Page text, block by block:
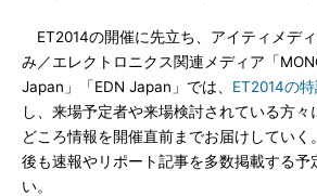
ET2014の開催に先立ち、アイティメデ
み／エレクトロニクス関連メディア「
Japan」「EDN Japan」では、 ET2014の
し、来場予定者や来場検討されている方
どころ情報を開催直前までお届けしていく
後も速報やリポート記事を多数掲載する予
い。